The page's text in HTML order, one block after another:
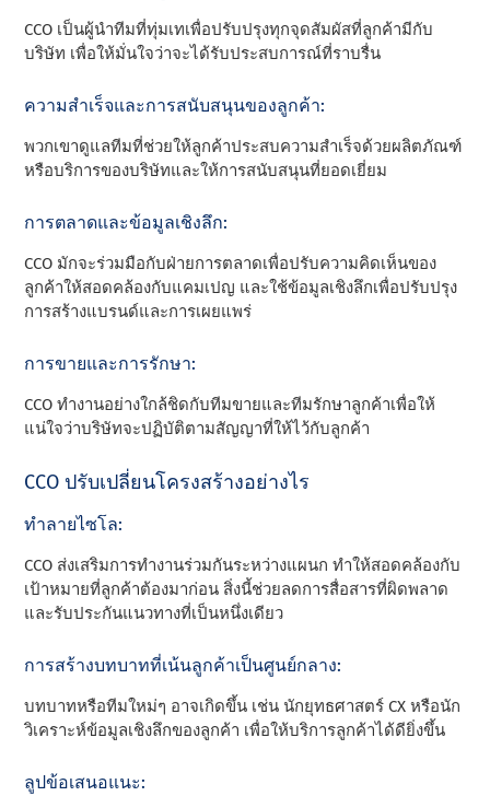
CCO เป็นผู้นําทีมที่ทุ่มเทเพื่อปรับปรุงทุกจุดสัมผัสที่ลูกค้ามีกับ
บริษัท เพื่อให้มั่นใจว่าจะได้รับประสบการณ์ที่ราบรื่น
ความสําเร็จและการสนับสนุนของลูกค้า:
พวกเขาดูแลทีมที่ช่วยให้ลูกค้าประสบความสําเร็จด้วยผลิตภัณฑ์
หรือบริการของบริษัทและให้การสนับสนุนที่ยอดเยี่ยม
การตลาดและข้อมูลเชิงลึก:
CCO มักจะร่วมมือกับฝ่ายการตลาดเพื่อปรับความคิดเห็นของ
ลูกค้าให้สอดคล้องกับแคมเปญ และใช้ข้อมูลเชิงลึกเพื่อปรับปรุง
การสร้างแบรนด์และการเผยแพร่
การขายและการรักษา:
CCO ทํางานอย่างใกล้ชิดกับทีมขายและทีมรักษาลูกค้าเพื่อให้
แน่ใจว่าบริษัทจะปฏิบัติตามสัญญาที่ให้ไว้กับลูกค้า
CCO ปรับเปลี่ยนโครงสร้างอย่างไร
ทําลายไซโล:
CCO ส่งเสริมการทํางานร่วมกันระหว่างแผนก ทําให้สอดคล้องกับ
เป้าหมายที่ลูกค้าต้องมาก่อน สิ่งนี้ช่วยลดการสื่อสารที่ผิดพลาด
และรับประกันแนวทางที่เป็นหนึ่งเดียว
การสร้างบทบาทที่เน้นลูกค้าเป็นศูนย์กลาง:
บทบาทหรือทีมใหม่ๆ อาจเกิดขึ้น เช่น นักยุทธศาสตร์ CX หรือนัก
วิเคราะห์ข้อมูลเชิงลึกของลูกค้า เพื่อให้บริการลูกค้าได้ดียิ่งขึ้น
ลูปข้อเสนอแนะ: